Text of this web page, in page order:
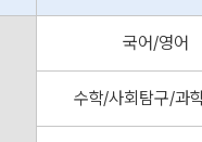
국어/영어
수학/사회탐구/과